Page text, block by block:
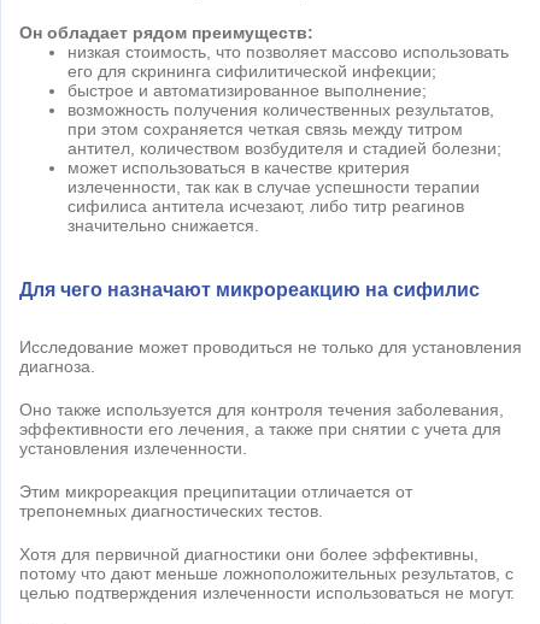
Он обладает рядом преимуществ:
низкая стоимость, что позволяет массово использовать
его для скрининга сифилитической инфекции;
быстрое и автоматизированное выполнение;
возможность получения количественных результатов,
при этом сохраняется четкая связь между титром
антител, количеством возбудителя и стадией болезни;
может использоваться в качестве критерия
излеченности, так как в случае успешности терапии
сифилиса антитела исчезают, либо титр реагинов
значительно снижается.
Для чего назначают микрореакцию на сифилис
Исследование может проводиться не только для установления
диагноза.
Оно также используется для контроля течения заболевания,
эффективности его лечения, а также при снятии с учета для
установления излеченности.
Этим микрореакция преципитации отличается от
трепонемных диагностических тестов.
Хотя для первичной диагностики они более эффективны,
потому что дают меньше ложноположительных результатов, с
целью подтверждения излеченности использоваться не могут.